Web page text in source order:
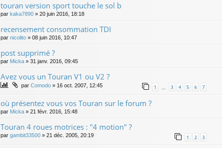
touran version sport touche le sol b
par kaka7890 » 20 juin 2016, 18:18
recensement consommation TDI
par nicolito » 08 juin 2016, 10:47
post supprimé ?
par Micka » 31 janv. 2016, 09:45
Avez vous un Touran V1 ou V2 ?
par Comodo » 16 oct. 2007, 12:45 1 … 3 4 5 6 7
où présentez vous vos Touran sur le forum ?
par Micka » 21 févr. 2016, 15:48
Touran 4 roues motrices : "4 motion" ?
par gambit33500 » 21 déc. 2005, 20:19 1 2 3